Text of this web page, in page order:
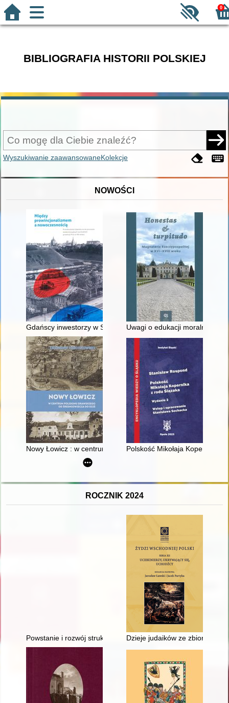
0
BIBLIOGRAFIA HISTORII POLSKIEJ
Wyszukiwanie zaawansowaneKolekcje
NOWOŚCI
Gdańscy inwestorzy w Sopocie : prestiż finansowy i
Uwagi o edukacji moralnej
Nowy Łowicz : w centrum poligonu drawskiego od
Polskość Mikołaja Kopernika z
ROCZNIK 2024
Powstanie i rozwój struktur Polskiej Prowincji
Dzieje judaików ze zbioru